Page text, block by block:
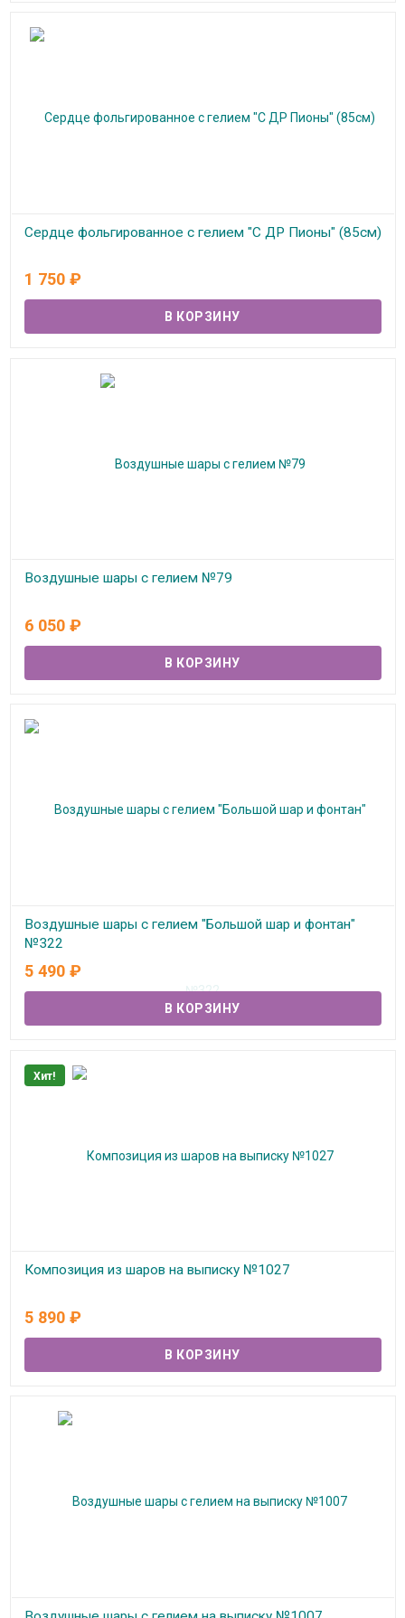
Сердце фольгированное с гелием "С ДР Пионы" (85см)
1 750 ₽
Воздушные шары с гелием №79
6 050 ₽
Воздушные шары с гелием "Большой шар и фонтан"
№322
В наличии
5 490 ₽
Хит!
Композиция из шаров на выписку №1027
5 890 ₽